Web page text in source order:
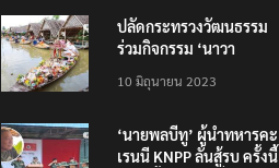
ปลัดกระทรวงวัฒนธรรม
ร่วมกิจกรรม ‘นาวา
ตักบาตรทางน้ำ
10 มิถุนายน 2023
‘นายพลบีทู’ ผู้นำทหารคะ
เรนนี KNPP ลั่นสู้รบ ครั้งนี้